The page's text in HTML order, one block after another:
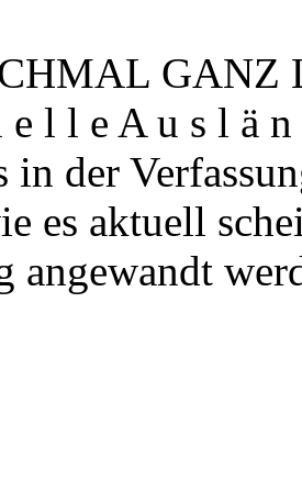
GANZ
l l e A u s l ä
in der
es aktuell
angewandt